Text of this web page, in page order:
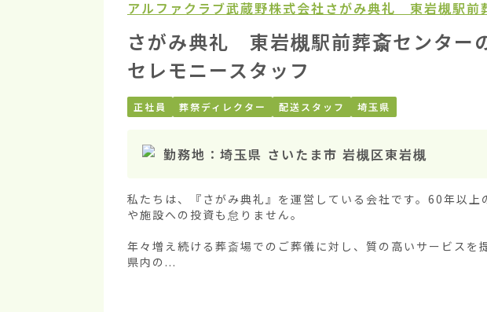
アルファクラブ武蔵野株式会社さがみ典礼 東岩槻駅前
さがみ典礼 東岩槻駅前葬斎センター
セレモニースタッフ
正社員 葬祭ディレクター 配送スタッフ 埼玉県
勤務地： 埼玉県 さいたま市 岩槻区東岩槻
私たちは、『さがみ典礼』を運営している会社です。60年以上
や施設への投資も怠りません。
年々増え続ける葬斎場でのご葬儀に対し、質の高いサービスを
県内の...